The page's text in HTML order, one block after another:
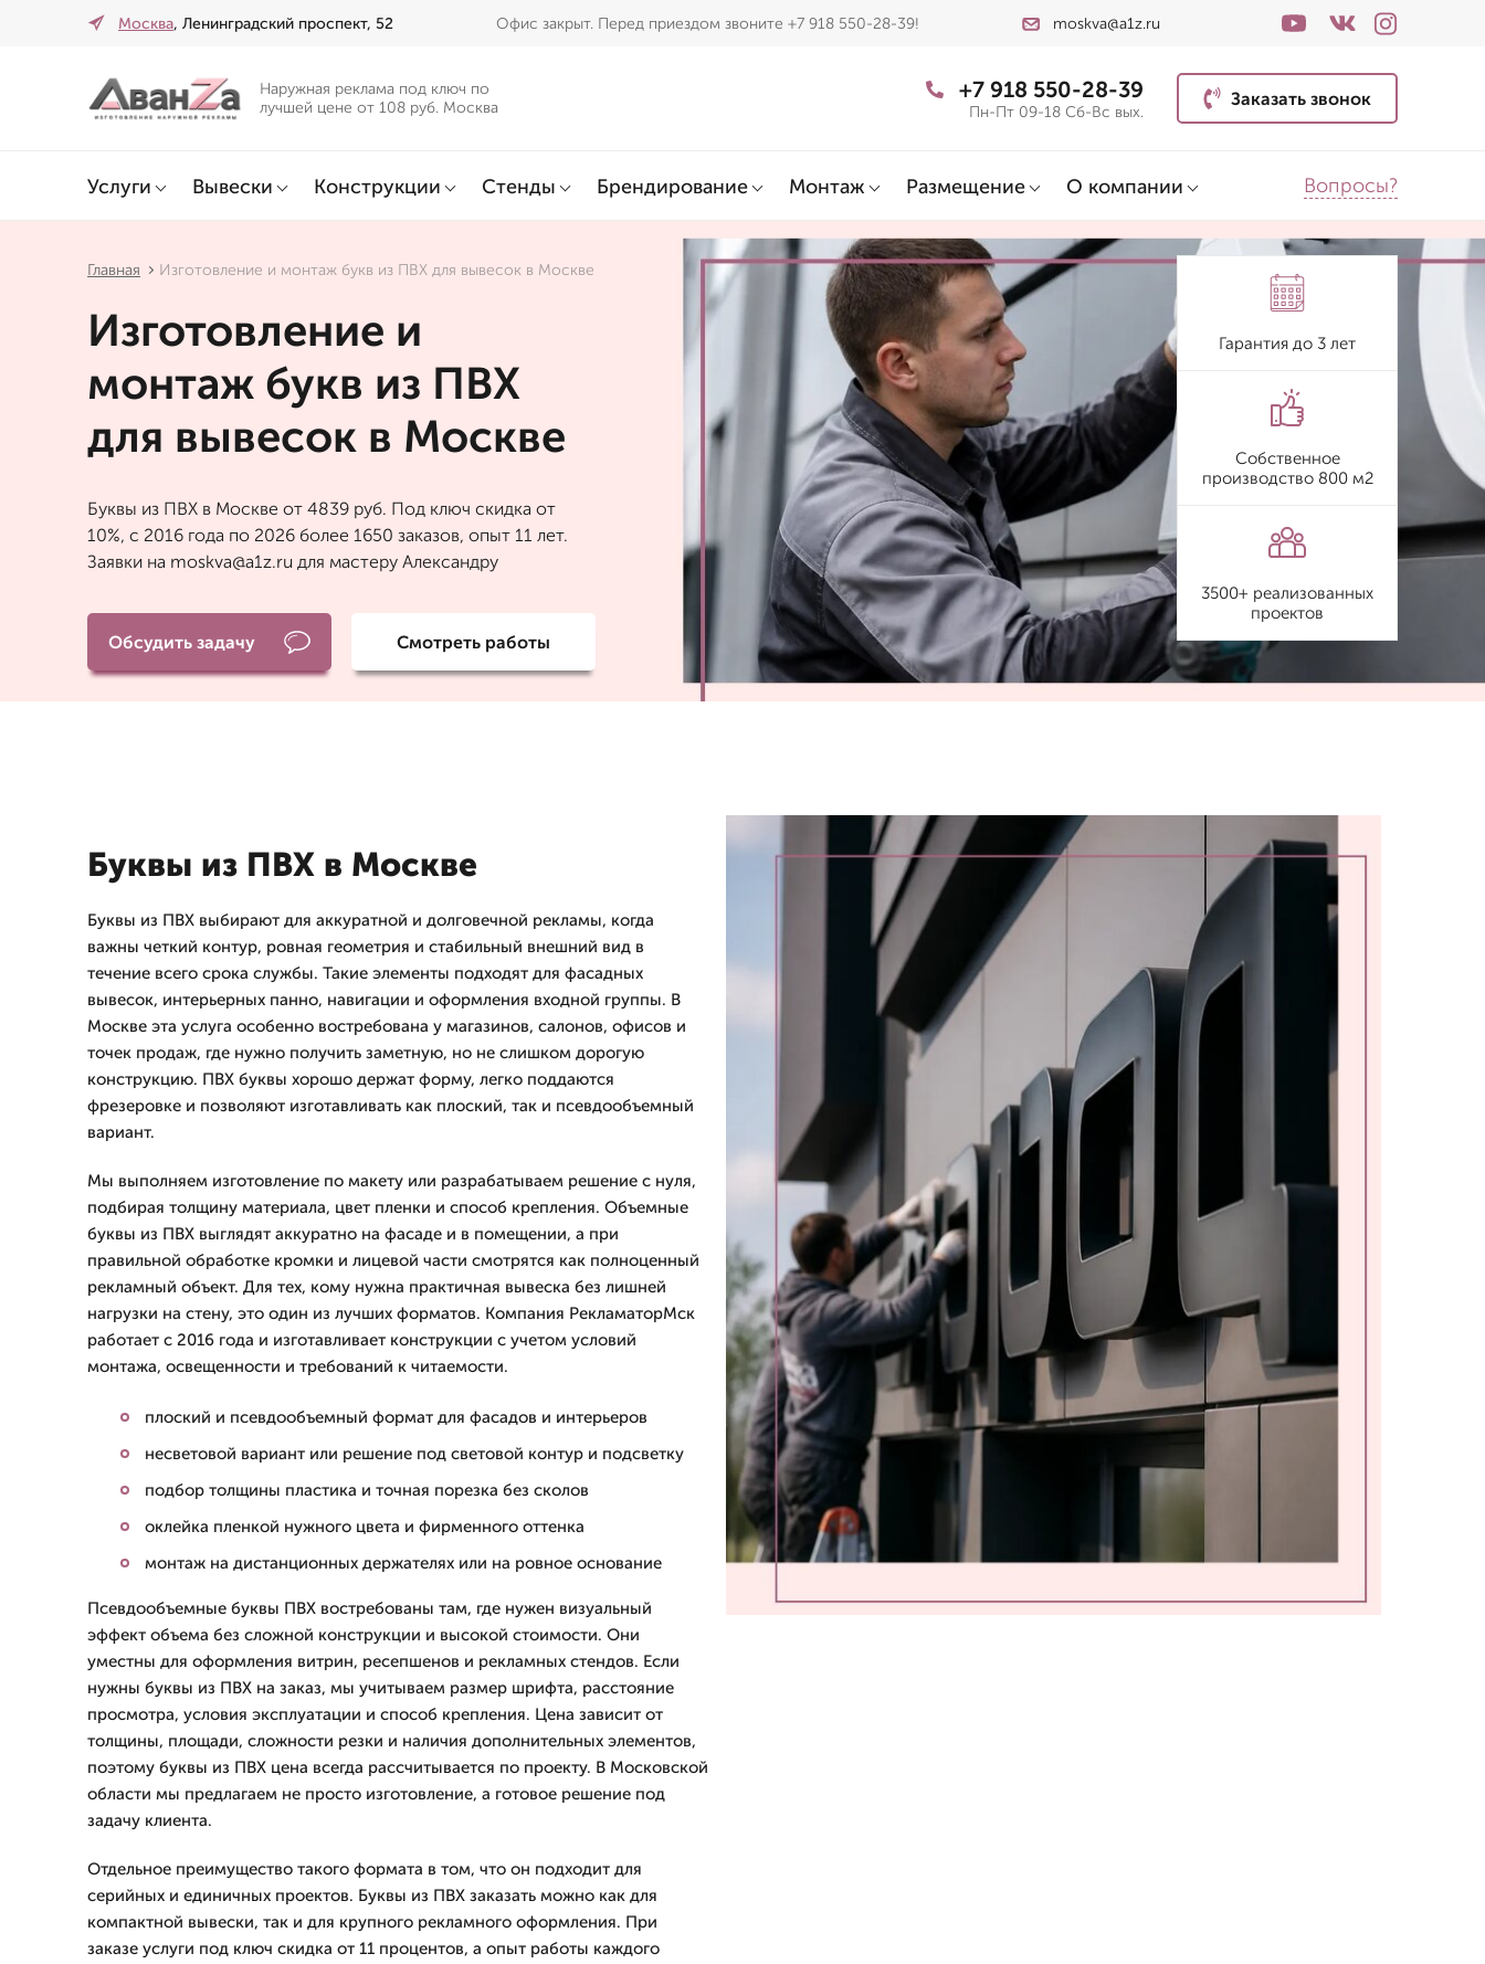
Москва, Ленинградский проспект, 52 Офис закрыт. Перед приездом звоните +7 918 550-28-39! moskva@a1z.ru
Наружная реклама под ключ по
лучшей цене от 108 руб. Москва
+7 918 550-28-39
Пн-Пт 09-18 Сб-Вс вых.
Заказать звонок
Услуги Вывески Конструкции Стенды Брендирование Монтаж Размещение О компании Вопросы?
Главная Изготовление и монтаж букв из ПВХ для вывесок в Москве
Изготовление и
монтаж букв из ПВХ
для вывесок в Москве
Буквы из ПВХ в Москве от 4839 руб. Под ключ скидка от
10%, с 2016 года по 2026 более 1650 заказов, опыт 11 лет.
Заявки на moskva@a1z.ru для мастеру Александру
Обсудить задачу Смотреть работы
Гарантия до 3 лет
Собственное
производство 800 м2
3500+ реализованных
проектов
Буквы из ПВХ в Москве
Буквы из ПВХ выбирают для аккуратной и долговечной рекламы, когда
важны четкий контур, ровная геометрия и стабильный внешний вид в
течение всего срока службы. Такие элементы подходят для фасадных
вывесок, интерьерных панно, навигации и оформления входной группы. В
Москве эта услуга особенно востребована у магазинов, салонов, офисов и
точек продаж, где нужно получить заметную, но не слишком дорогую
конструкцию. ПВХ буквы хорошо держат форму, легко поддаются
фрезеровке и позволяют изготавливать как плоский, так и псевдообъемный
вариант.
Мы выполняем изготовление по макету или разрабатываем решение с нуля,
подбирая толщину материала, цвет пленки и способ крепления. Объемные
буквы из ПВХ выглядят аккуратно на фасаде и в помещении, а при
правильной обработке кромки и лицевой части смотрятся как полноценный
рекламный объект. Для тех, кому нужна практичная вывеска без лишней
нагрузки на стену, это один из лучших форматов. Компания РекламаторМск
работает с 2016 года и изготавливает конструкции с учетом условий
монтажа, освещенности и требований к читаемости.
плоский и псевдообъемный формат для фасадов и интерьеров
несветовой вариант или решение под световой контур и подсветку
подбор толщины пластика и точная порезка без сколов
оклейка пленкой нужного цвета и фирменного оттенка
монтаж на дистанционных держателях или на ровное основание
Псевдообъемные буквы ПВХ востребованы там, где нужен визуальный
эффект объема без сложной конструкции и высокой стоимости. Они
уместны для оформления витрин, ресепшенов и рекламных стендов. Если
нужны буквы из ПВХ на заказ, мы учитываем размер шрифта, расстояние
просмотра, условия эксплуатации и способ крепления. Цена зависит от
толщины, площади, сложности резки и наличия дополнительных элементов,
поэтому буквы из ПВХ цена всегда рассчитывается по проекту. В Московской
области мы предлагаем не просто изготовление, а готовое решение под
задачу клиента.
Отдельное преимущество такого формата в том, что он подходит для
серийных и единичных проектов. Буквы из ПВХ заказать можно как для
компактной вывески, так и для крупного рекламного оформления. При
заказе услуги под ключ скидка от 11 процентов, а опыт работы каждого